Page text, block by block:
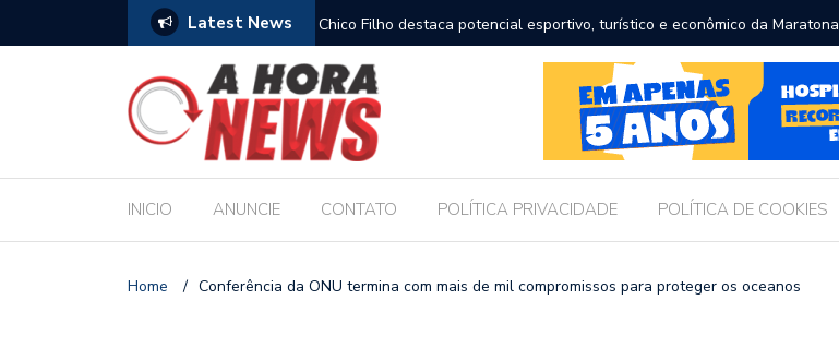
Latest News
escolares e sanciona jornada de 30 horas
Chico Filho destaca potencial esportivo, turístico e econômico da Maratona
Internacional de Maceió
INICIO ANUNCIE CONTATO POLÍTICA PRIVACIDADE POLÍTICA DE COOKIES
Home / Conferência da ONU termina com mais de mil compromissos para proteger os oceanos